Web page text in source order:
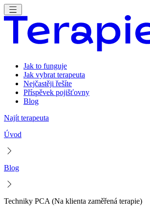
Jak to funguje
Jak vybrat terapeuta
Nejčastěji řešíte
Příspěvek pojišťovny
Blog
Najít terapeuta
Úvod
Blog
Techniky PCA (Na klienta zaměřená terapie)